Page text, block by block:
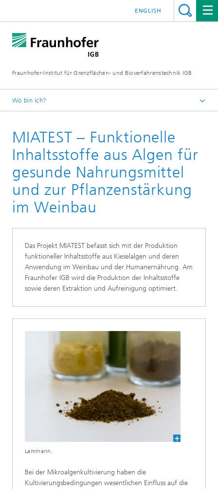
Fraunhofer-Institut für Grenzflächen- und Bioverfahrenstechnik IGB
ENGLISH
Wo bin ich?
Projekte
MIATEST – Funktionelle
Inhaltsstoffe aus Algen für
gesunde Nahrungsmittel
und zur Pflanzenstärkung
im Weinbau
Das Projekt MIATEST befasst sich mit der Produktion
funktioneller Inhaltsstoffe aus Kieselalgen und deren
Anwendung im Weinbau und der Humanernährung. Am
Fraunhofer IGB wird die Produktion der Inhaltsstoffe
sowie deren Extraktion und Aufreinigung optimiert.
Laminarin.
Bei der Mikroalgenkultivierung haben die
Kultivierungsbedingungen wesentlichen Einfluss auf die